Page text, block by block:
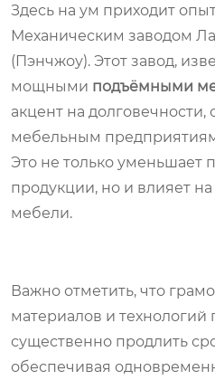
Здесь на ум приходит
Механическим заводом
(Пэнчжоу). Этот завод,
мощными подъёмными
акцент на долговечности,
мебельным
Это не только уменьшает
продукции, но и влияет
мебели.
Важно отметить, что
материалов и
существенно продлить
обеспечивая